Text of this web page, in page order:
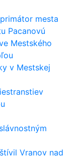
mesta
Pacanovú
Mestského
v Mestskej
Vranov nad